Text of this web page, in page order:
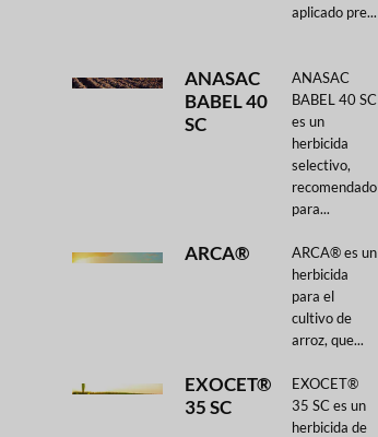
aplicado pre...
ANASAC
BABEL 40
SC
ANASAC
BABEL 40 SC
es un
herbicida
selectivo,
recomendado
para...
ARCA®
ARCA® es un
herbicida
para el
cultivo de
arroz, que...
EXOCET®
35 SC
EXOCET®
35 SC es un
herbicida de